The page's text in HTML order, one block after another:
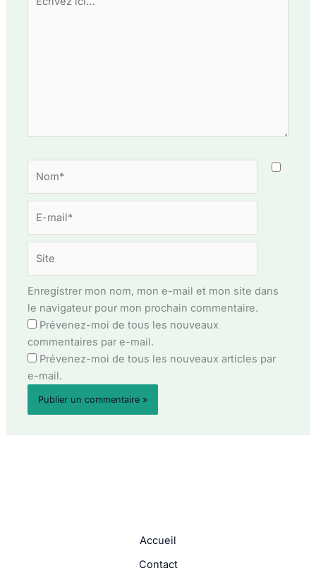
mail*
Enregistrer mon nom, mon e-mail et mon site dans
le navigateur pour mon prochain commentaire.
Prévenez-moi de tous les nouveaux
commentaires par e-mail.
Prévenez-moi de tous les nouveaux articles par
e-mail.
Accueil
Contact